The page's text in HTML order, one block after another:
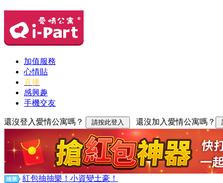
加值服務
心情貼
直播
感興趣
手機交友
還沒登入愛情公寓嗎？ 還沒加入愛情公寓嗎？
紅包抽抽樂！小資變土豪！